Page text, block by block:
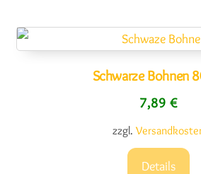
Schwarze Bohnen
7,89 €
zzgl.
Details